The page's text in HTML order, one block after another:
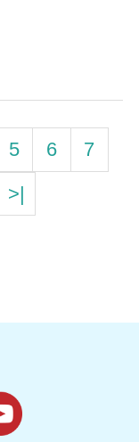
5 6
7
>|